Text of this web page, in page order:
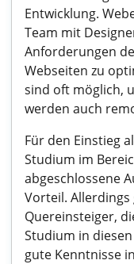
Entwicklung.
Team mit
Anforderungen
Webseiten zu
sind oft möglich,
werden auch
Für den Einstieg
Studium im
abgeschlossene
Vorteil. Allerdings
Quereinsteiger,
Studium in
gute Kenntnisse